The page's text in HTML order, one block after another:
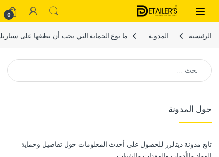
Skip to navigation
Skip to content
Open
0
الرئيسية المدونة ما نوع الحماية التي يجب أن تطبقها على
البحث عن:
حول المدونة
تابع مدونة ديتالرز للحصول على أحدث المعلومات حول تفاصيل وحماية